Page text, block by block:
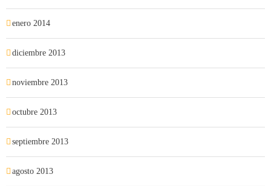
enero 2014
diciembre 2013
noviembre 2013
octubre 2013
septiembre 2013
agosto 2013